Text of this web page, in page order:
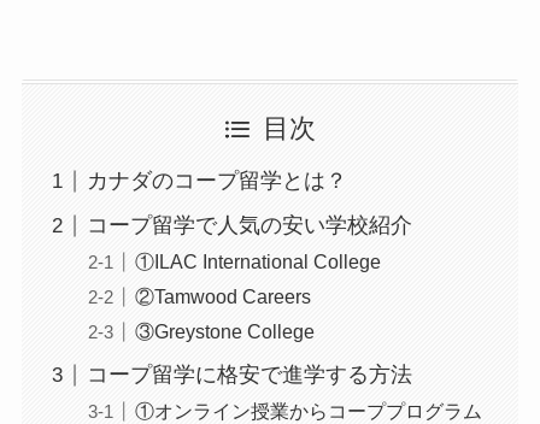
目次
カナダのコープ留学とは？
コープ留学で人気の安い学校紹介
①ILAC International College
②Tamwood Careers
③Greystone College
コープ留学に格安で進学する方法
①オンライン授業からコーププログラム